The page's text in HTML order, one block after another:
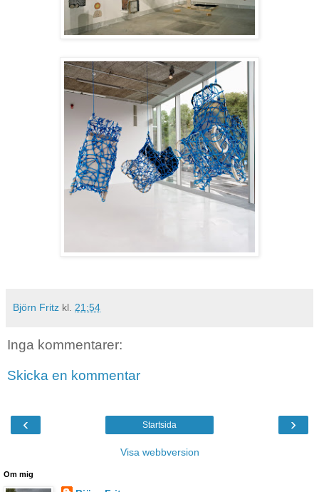
Björn Fritz kl. 21:54
Inga kommentarer:
Skicka en kommentar
‹ ›
Startsida
Visa webbversion
Om mig